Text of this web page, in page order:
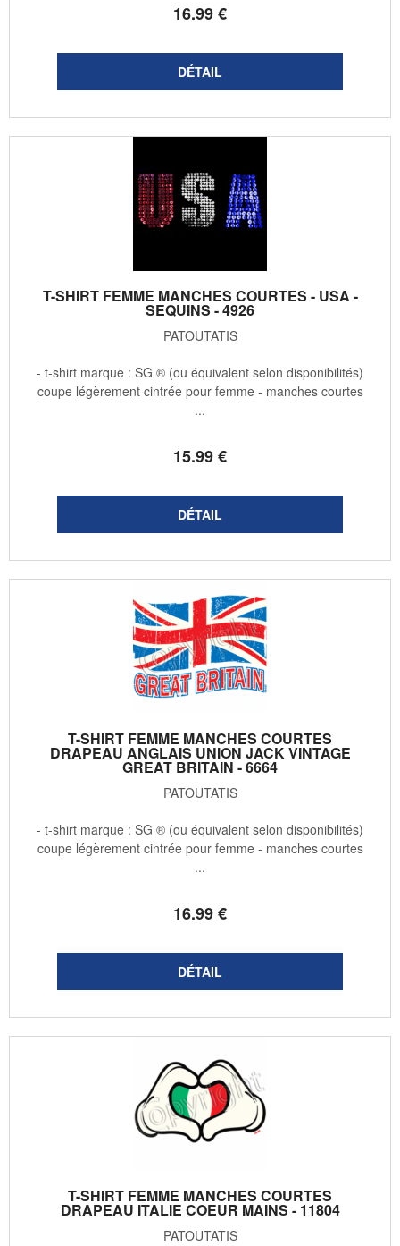
16.99€
T-SHIRT FEMME MANCHES COURTES - USA -
SEQUINS - 4926
PATOUTATIS
15.99€
- t-shirt marque : SG ® (ou équivalent selon disponibilités)
coupe légèrement cintrée pour femme - manches courtes
...
T-SHIRT FEMME MANCHES COURTES
DRAPEAU ANGLAIS UNION JACK VINTAGE
GREAT BRITAIN - 6664
PATOUTATIS
16.99€
- t-shirt marque : SG ® (ou équivalent selon disponibilités)
coupe légèrement cintrée pour femme - manches courtes
...
T-SHIRT FEMME MANCHES COURTES
DRAPEAU ITALIE COEUR MAINS - 11804
PATOUTATIS